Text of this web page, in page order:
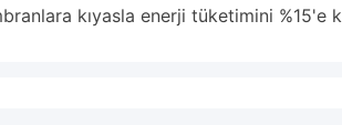
kıyasla enerji tüketimini %15'e